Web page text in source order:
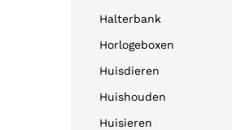
Halterbank
Horlogeboxen
Huisdieren
Huishouden
Huisieren